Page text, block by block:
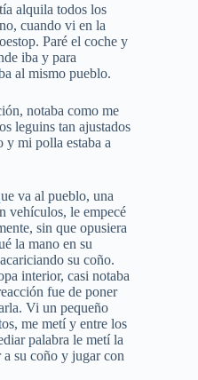
alquila todos los
cuando vi en la
Paré el coche y
iba y para
al mismo pueblo.
notaba como me
leguins tan ajustados
y mi polla estaba a
va al pueblo, una
vehículos, le empecé
sin que opusiera
la mano en su
su coño.
interior, casi notaba
fue de poner
Vi un pequeño
me metí y entre los
palabra le metí la
su coño y jugar con